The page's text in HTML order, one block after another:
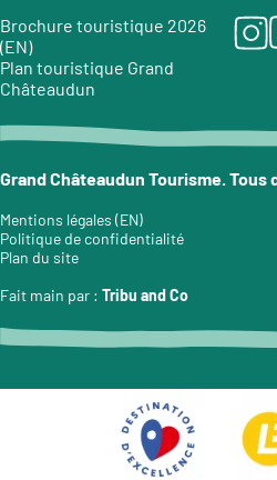
Brochure touristique 2026
(EN)
Plan touristique Grand
Châteaudun
Grand Châteaudun Tourisme.
Mentions légales (EN)
Politique de confidentialité
Plan du site
Fait main par : Tribu and Co